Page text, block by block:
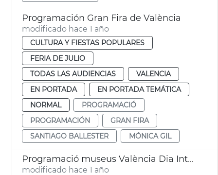
Programación Gran Fira de València
modificado hace 1 año
CULTURA Y FIESTAS POPULARES
FERIA DE JULIO
TODAS LAS AUDIENCIAS
VALENCIA
EN PORTADA
EN PORTADA TEMÁTICA
NORMAL
PROGRAMACIÓ
PROGRAMACIÓN
GRAN FIRA
SANTIAGO BALLESTER
MÓNICA GIL
Programació museus València Dia Internacional dels Museus
modificado hace 1 año